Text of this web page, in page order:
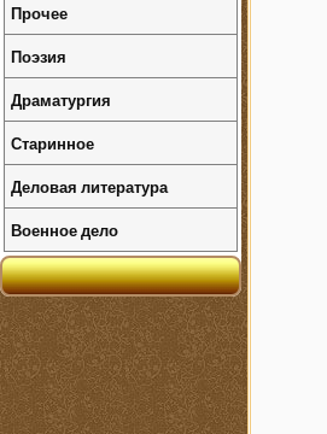
Прочее
Поэзия
Драматургия
Старинное
Деловая литература
Военное дело